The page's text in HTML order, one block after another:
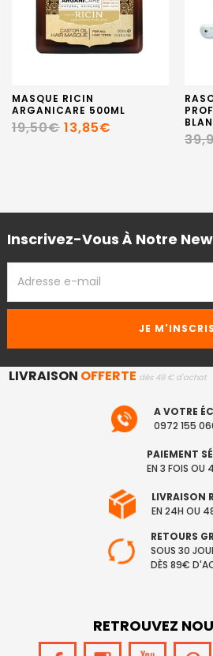
MASQUE RICIN
ARGANICARE 500ML
19,50€ 13,85€
Inscrivez-Vous À Notre
EMAIL
LIVRAISON OFFERTE dès 49 € d'achat
A VOTRE
0972 155
PAIEMENT
EN 3 FOIS OU
LIVRAISON
EN 24H OU
RETOURS
SOUS 30
DÈS 89€
RETROUVEZ